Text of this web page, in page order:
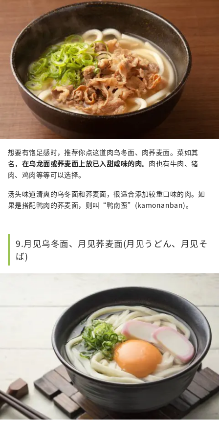
想要有饱足感时，推荐你点这道肉乌冬面、肉荞麦面。菜如其
名， 在乌龙面或荞麦面上放已入甜咸味的肉。肉也有牛肉、猪
肉、鸡肉等等可以选择。
汤头味道清爽的乌冬面和荞麦面，很适合添加较重口味的肉。如
果是搭配鸭肉的荞麦面，则叫“鸭南蛮”(kamonanban)。
9.月见乌冬面、月见荞麦面(月见うどん、月见そ
ば)